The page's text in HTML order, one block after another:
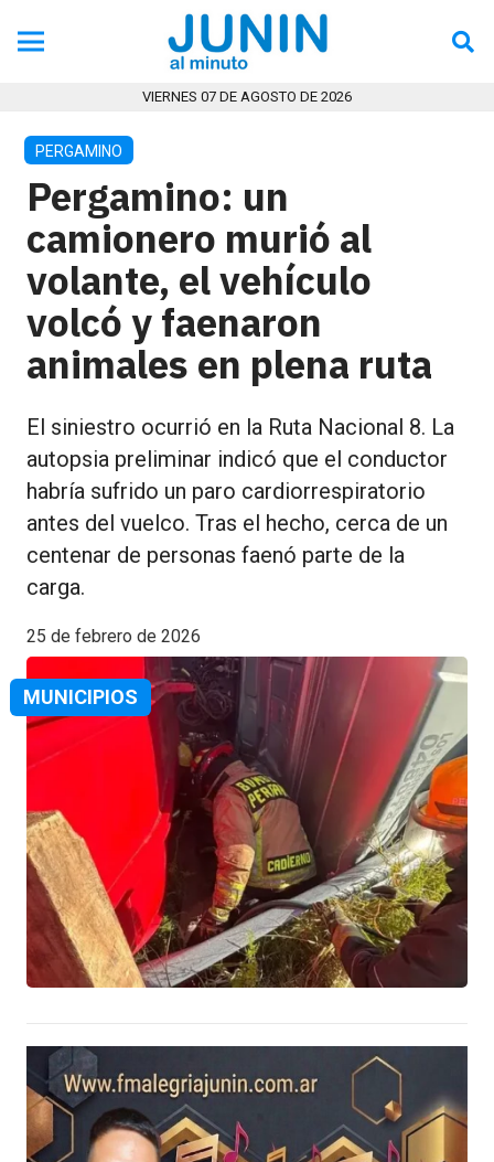
VIERNES 07 DE AGOSTO DE 2026
PERGAMINO
Pergamino: un
camionero murió al
volante, el vehículo
volcó y faenaron
animales en plena ruta
El siniestro ocurrió en la Ruta Nacional 8. La
autopsia preliminar indicó que el conductor
habría sufrido un paro cardiorrespiratorio
antes del vuelco. Tras el hecho, cerca de un
centenar de personas faenó parte de la
carga.
25 de febrero de 2026
MUNICIPIOS